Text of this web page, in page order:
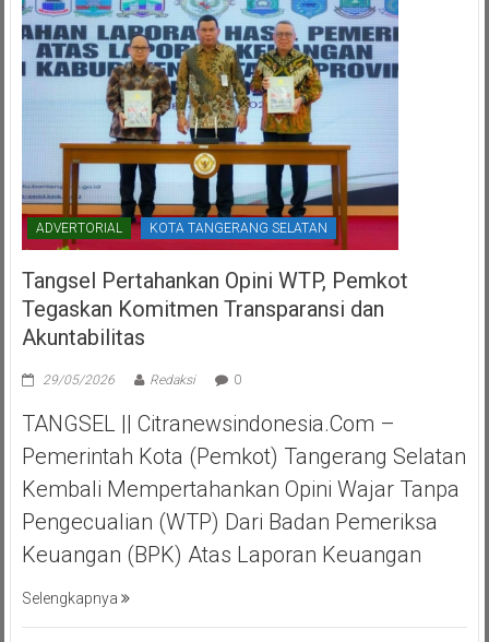
ADVERTORIAL KOTA TANGERANG SELATAN
Tangsel Pertahankan Opini WTP, Pemkot
Tegaskan Komitmen Transparansi dan
Akuntabilitas
29/05/2026 Redaksi 0
TANGSEL || Citranewsindonesia.com –
Pemerintah Kota (Pemkot) Tangerang Selatan
Kembali Mempertahankan Opini Wajar Tanpa
Pengecualian (WTP) Dari Badan Pemeriksa
Keuangan (BPK) Atas Laporan Keuangan
Selengkapnya